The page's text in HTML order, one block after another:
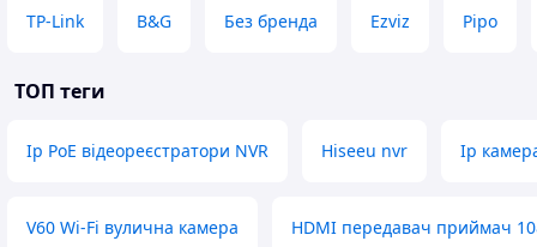
Мережевий відеореєстратор. Завдяки жорсткому диску
тиждень і запис тільки за рухом.
TP-Link B&G Без бренда Ezviz Pipo
ТОП теги
Ip PoE відеореєстратори NVR Hiseeu nvr Ip
V60 Wi-Fi вулична камера HDMI передавач приймач